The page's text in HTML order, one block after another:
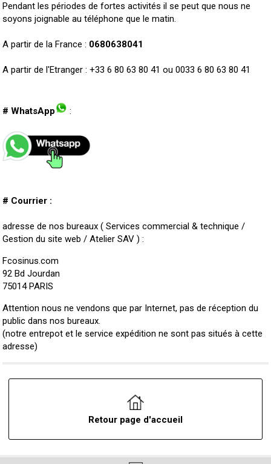
Pendant les périodes de fortes activités il se peut que nous ne
soyons joignable au téléphone que le matin.
A partir de la France : 0680638041
A partir de l'Etranger : +33 6 80 63 80 41 ou 0033 6 80 63 80 41
# WhatsApp :
# Courrier :
adresse de nos bureaux ( Services commercial & technique /
Gestion du site web / Atelier SAV ) :
Fcosinus.com
92 Bd Jourdan
75014 PARIS
Attention nous ne vendons que par Internet, pas de réception du
public dans nos bureaux.
(notre entrepot et le service expédition ne sont pas situés à cette
adresse)
Retour page d'accueil